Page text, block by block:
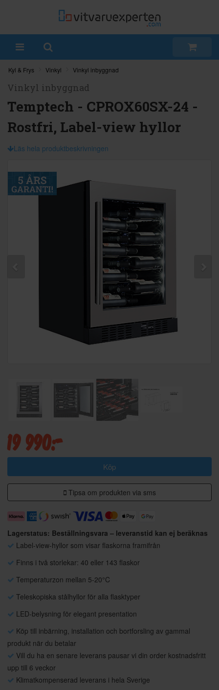
Kyl & Frys Vinkyl Vinkyl inbyggnad
Vinkyl inbyggnad
Temptech - CPROX60SX-24 -
Rostfri, Label-view hyllor
Läs hela produktbeskrivningen
19 990:-
Köp
Tipsa om produkten via sms
Lagerstatus: Beställningsvara – leveranstid kan ej beräknas
Label-view-hyllor som visar flaskorna framifrån
Finns i två storlekar: 40 eller 143 flaskor
Temperaturzon mellan 5-20°C
Teleskopiska stålhyllor för alla flasktyper
LED-belysning för elegant presentation
Köp till inbärning, installation och bortforsling av gammal
produkt när du betalar
Vill du ha en senare leverans pausar vi din order kostnadsfritt
upp till 6 veckor
Klimatkompenserad leverans i hela Sverige